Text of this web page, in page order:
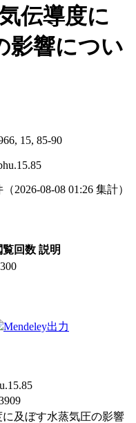
伝導度に
影響につい
15, 85-90
（2026-08-08 01:26 集計）
覧回数 説明
Mendeley出力
及ぼす水蒸気圧の影響